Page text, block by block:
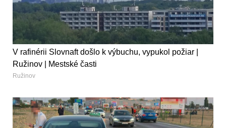
V rafinérii Slovnaft došlo k výbuchu, vypukol požiar |
Ružinov | Mestské časti
Ružinov